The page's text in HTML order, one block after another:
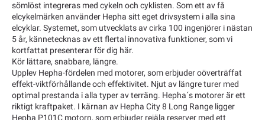
sömlöst integreras med cykeln och cyklisten. Som ett av få
elcykelmärken använder Hepha sitt eget drivsystem i alla sina
elcyklar. Systemet, som utvecklats av cirka 100 ingenjörer i nästan
5 år, kännetecknas av ett flertal innovativa funktioner, som vi
kortfattat presenterar för dig här.
Kör lättare, snabbare, längre.
Upplev Hepha-fördelen med motorer, som erbjuder oöverträffat
effekt-viktförhållande och effektivitet. Njut av längre turer med
optimal prestanda i alla typer av terräng. Hepha´s motorer är ett
riktigt kraftpaket. I kärnan av Hepha City 8 Long Range ligger
Hepha P101C motorn, som erbjuder rejäla reserver med ett